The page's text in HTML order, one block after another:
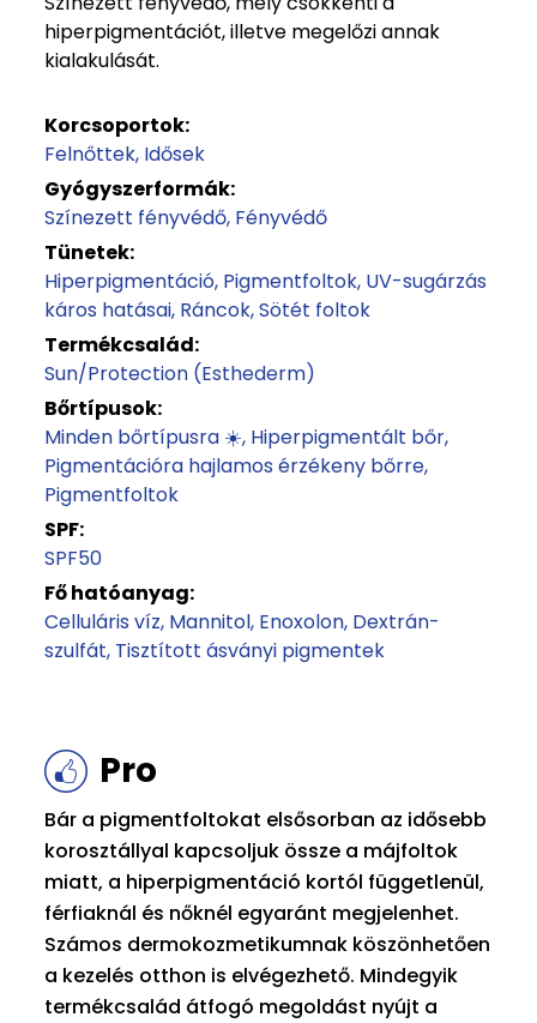
hiperpigmentációt, illetve megelőzi annak
kialakulását.
Korcsoportok:
Felnőttek Idősek
Gyógyszerformák:
Színezett fényvédő Fényvédő
Tünetek:
Hiperpigmentáció Pigmentfoltok UV-sugárzás
káros hatásai Ráncok Sötét foltok
Termékcsalád:
Sun/Protection (Esthederm)
Bőrtípusok:
Minden bőrtípusra ☀️ Hiperpigmentált bőr
Pigmentációra hajlamos érzékeny bőrre
Pigmentfoltok
SPF:
SPF50
Fő hatóanyag:
Celluláris víz Mannitol Enoxolon Dextrán-
szulfát Tisztított ásványi pigmentek
Pro
Bár a pigmentfoltokat elsősorban az idősebb
korosztállyal kapcsoljuk össze a májfoltok
miatt, a hiperpigmentáció kortól függetlenül,
férfiaknál és nőknél egyaránt megjelenhet.
Számos dermokozmetikumnak köszönhetően
a kezelés otthon is elvégezhető. Mindegyik
termékcsalád átfogó megoldást nyújt a